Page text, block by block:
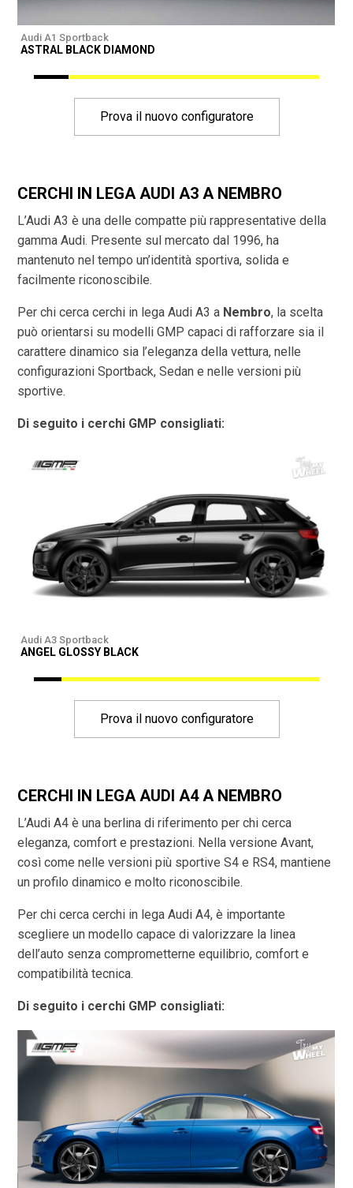
Audi A1 Sportback
ASTRAL BLACK DIAMOND
Prova il nuovo configuratore
CERCHI IN LEGA AUDI A3 A NEMBRO
L’Audi A3 è una delle compatte più rappresentative della
gamma Audi. Presente sul mercato dal 1996, ha
mantenuto nel tempo un’identità sportiva, solida e
facilmente riconoscibile.
Per chi cerca cerchi in lega Audi A3 a Nembro, la scelta
può orientarsi su modelli GMP capaci di rafforzare sia il
carattere dinamico sia l’eleganza della vettura, nelle
configurazioni Sportback, Sedan e nelle versioni più
sportive.
Di seguito i cerchi GMP consigliati:
Audi A3 Sportback
ANGEL GLOSSY BLACK
Prova il nuovo configuratore
CERCHI IN LEGA AUDI A4 A NEMBRO
L’Audi A4 è una berlina di riferimento per chi cerca
eleganza, comfort e prestazioni. Nella versione Avant,
così come nelle versioni più sportive S4 e RS4, mantiene
un profilo dinamico e molto riconoscibile.
Per chi cerca cerchi in lega Audi A4, è importante
scegliere un modello capace di valorizzare la linea
dell’auto senza comprometterne equilibrio, comfort e
compatibilità tecnica.
Di seguito i cerchi GMP consigliati: